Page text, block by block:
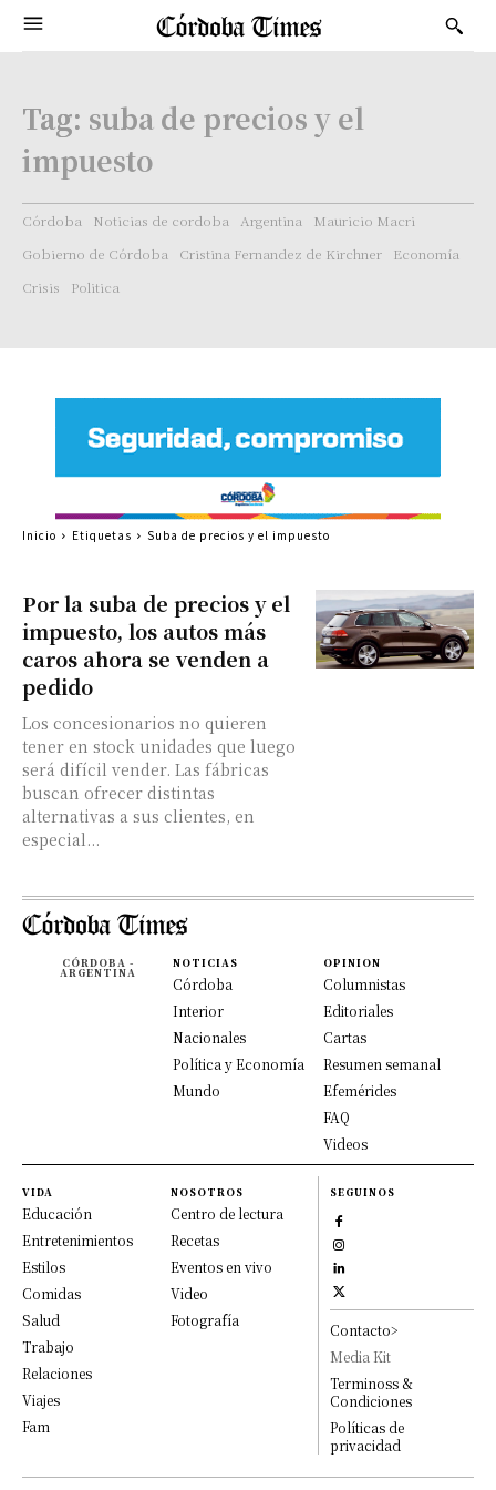
Tag: suba de precios y el
impuesto
Córdoba Noticias de cordoba Argentina
Mauricio Macri
Gobierno de Córdoba
Cristina Fernandez de Kirchner
Economía
Crisis
Politica
Por la suba de precios y el
impuesto, los autos más
caros ahora se venden a
pedido
Los concesionarios no quieren
tener en stock unidades que luego
será difícil vender. Las fábricas
buscan ofrecer distintas
alternativas a sus clientes, en
especial...
Inicio Etiquetas Suba de precios y el impuesto
CÓRDOBA -
ARGENTINA
NOTICIAS
Córdoba
Interior
Nacionales
Política y Economía
Mundo
OPINION
Columnistas
Editoriales
Cartas
Resumen semanal
Efemérides
FAQ
Videos
VIDA
Educación
Entretenimientos
Estilos
Comidas
Salud
Trabajo
Relaciones
Viajes
Fam
NOSOTROS
Centro de lectura
Recetas
Eventos en vivo
Video
Fotografía
SEGUINOS
Contacto>
Media Kit
Terminoss &
Condiciones
Políticas de
privacidad